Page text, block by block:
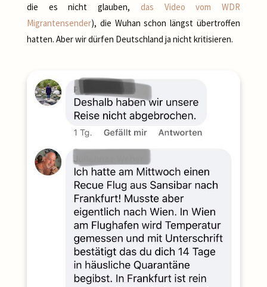
die es nicht glauben, das Video vom WDR
Migrantensender), die Wuhan schon längst übertroffen
hatten. Aber wir dürfen Deutschland ja nicht kritisieren.